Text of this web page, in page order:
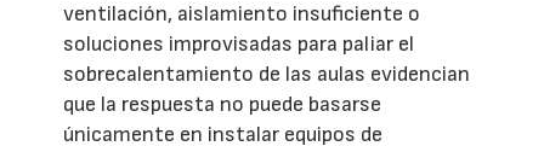
ventilación, aislamiento insuficiente o
soluciones improvisadas para paliar el
sobrecalentamiento de las aulas evidencian
que la respuesta no puede basarse
únicamente en instalar equipos de